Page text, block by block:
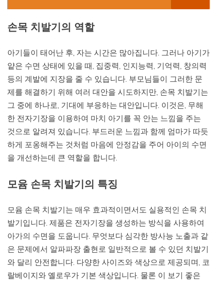
손목 치발기의 역할
아기들이 태어난 후, 자는 시간은 많아집니다. 그러나 아기가
얕은 수면 상태에 있을 때, 집중력, 인지능력, 기억력, 창의력
등의 계발에 지장을 줄 수 있습니다. 부모님들이 그러한 문
제를 해결하기 위해 여러 대안을 시도하지만, 손목 치발기는
그 중에 하나로, 기대에 부응하는 대안입니다. 이것은, 무해
한 전자기장을 이용하여 마치 아기를 꼭 안는 느낌을 주는
것으로 알려져 있습니다. 부드러운 느낌과 함께 엄마가 따듯
하게 포옹해주는 것처럼 마음에 안정감을 주어 아이의 수면
을 개선하는데 큰 역할을 합니다.
모윰 손목 치발기의 특징
모윰 손목 치발기는 매우 효과적이면서도 실용적인 손목 치
발기입니다. 제품은 전자기장을 생성하는 방식을 사용하여
아가의 수면을 도웁니다. 무엇보다 심각한 방사능 노출과 같
은 문제에서 알파파장 출현로 일반적으로 볼 수 있던 치발기
와 달리 안전합니다. 다양한 사이즈와 색상으로 제공되며, 코
랄베이지와 옐로우가 기본 색상입니다. 물론 이 보기 좋은